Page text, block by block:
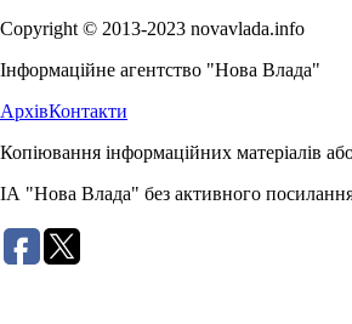
Copyright © 2013-2023 novavlada.info
Інформаційне агентство "Нова Влада"
АрхівКонтакти
Копіювання інформаційних матеріалів
ІА "Нова Влада" без активного